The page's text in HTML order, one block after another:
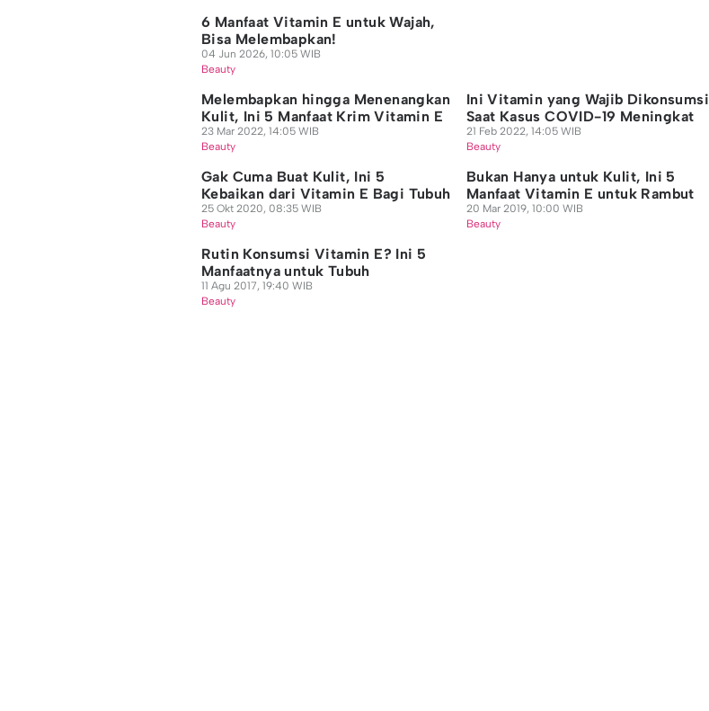
6 Manfaat Vitamin E untuk Wajah,
Bisa Melembapkan!
04 Jun 2026, 10:05 WIB
Beauty
Melembapkan hingga Menenangkan
Kulit, Ini 5 Manfaat Krim Vitamin E
23 Mar 2022, 14:05 WIB
Beauty
Ini Vitamin yang Wajib Dikonsumsi
Saat Kasus COVID-19 Meningkat
21 Feb 2022, 14:05 WIB
Beauty
Gak Cuma Buat Kulit, Ini 5
Kebaikan dari Vitamin E Bagi Tubuh
25 Okt 2020, 08:35 WIB
Beauty
Bukan Hanya untuk Kulit, Ini 5
Manfaat Vitamin E untuk Rambut
20 Mar 2019, 10:00 WIB
Beauty
Rutin Konsumsi Vitamin E? Ini 5
Manfaatnya untuk Tubuh
11 Agu 2017, 19:40 WIB
Beauty